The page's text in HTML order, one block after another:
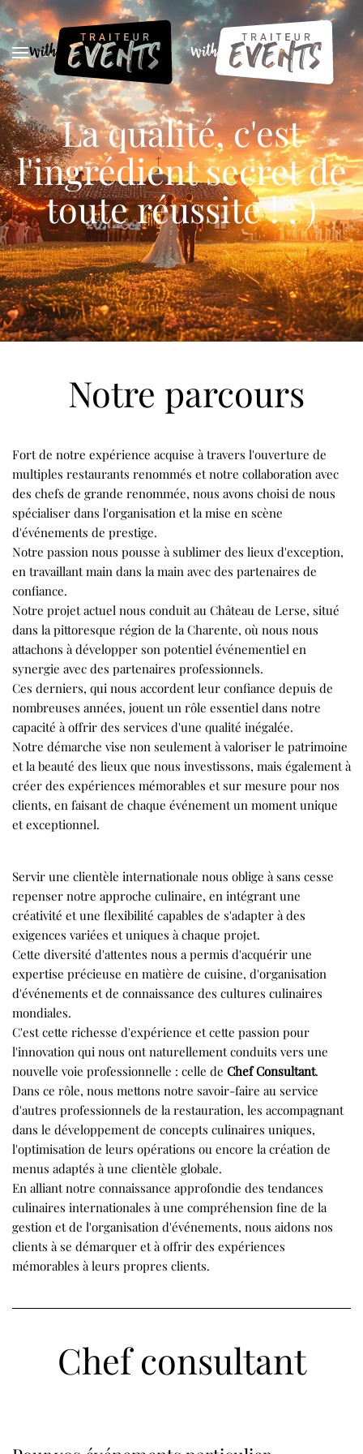
MENU
La qualité, c'est
l'ingrédient secret de
toute réussite !; )
Notre parcours
Fort de notre expérience acquise à travers l'ouverture de
multiples restaurants renommés et notre collaboration avec
des chefs de grande renommée, nous avons choisi de nous
spécialiser dans l'organisation et la mise en scène
d'événements de prestige.
Notre passion nous pousse à sublimer des lieux d'exception,
en travaillant main dans la main avec des partenaires de
confiance.
Notre projet actuel nous conduit au Château de Lerse, situé
dans la pittoresque région de la Charente, où nous nous
attachons à développer son potentiel événementiel en
synergie avec des partenaires professionnels.
Ces derniers, qui nous accordent leur confiance depuis de
nombreuses années, jouent un rôle essentiel dans notre
capacité à offrir des services d'une qualité inégalée.
Notre démarche vise non seulement à valoriser le patrimoine
et la beauté des lieux que nous investissons, mais également à
créer des expériences mémorables et sur mesure pour nos
clients, en faisant de chaque événement un moment unique
et exceptionnel.
Servir une clientèle internationale nous oblige à sans cesse
repenser notre approche culinaire, en intégrant une
créativité et une flexibilité capables de s'adapter à des
exigences variées et uniques à chaque projet.
Cette diversité d'attentes nous a permis d'acquérir une
expertise précieuse en matière de cuisine, d'organisation
d'événements et de connaissance des cultures culinaires
mondiales.
C'est cette richesse d'expérience et cette passion pour
l'innovation qui nous ont naturellement conduits vers une
nouvelle voie professionnelle : celle de Chef Consultant.
Dans ce rôle, nous mettons notre savoir-faire au service
d'autres professionnels de la restauration, les accompagnant
dans le développement de concepts culinaires uniques,
l'optimisation de leurs opérations ou encore la création de
menus adaptés à une clientèle globale.
En alliant notre connaissance approfondie des tendances
culinaires internationales à une compréhension fine de la
gestion et de l'organisation d'événements, nous aidons nos
clients à se démarquer et à offrir des expériences
mémorables à leurs propres clients.
Chef consultant